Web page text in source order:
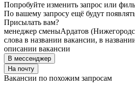
Попробуйте изменить запрос или
По вашему запросу ещё будут
Присылать вам?
менеджер сменыАрдатов
слова в названии вакансии, в
описании вакансии
В мессенджер
На почту
Вакансии по похожим запросам